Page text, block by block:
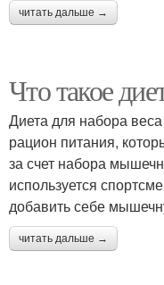
читать дальше →
Что такое
Диета для набора
рацион питания,
за счет набора
используется
добавить себе
читать дальше →